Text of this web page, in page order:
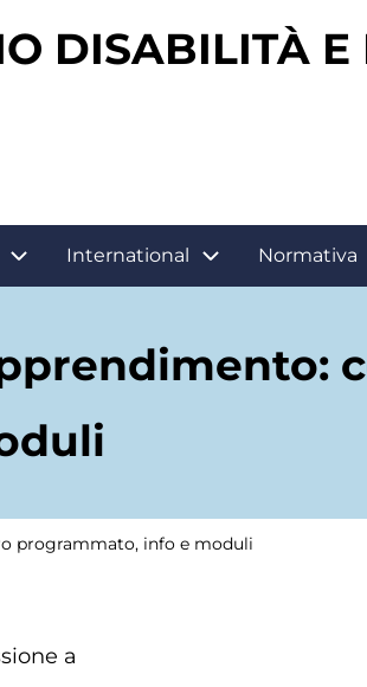
DISABILITÀ
International Normativa
programmato, info e moduli
a